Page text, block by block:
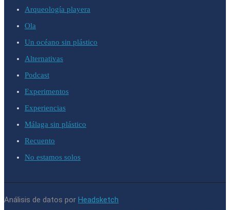
Arqueología playera
Ola
Un océano sin plástico
Alternativas
Podcast
Experimentos
Experiencias
Málaga sin plástico
Recuento
No estamos solos
Análisis de datos por Headsketch